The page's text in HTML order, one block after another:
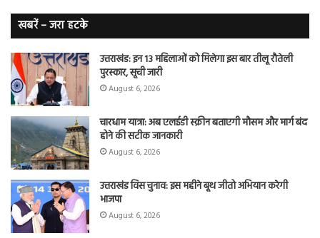
कैंसर का
शिकार
खबरें – जरा हटके
उत्तराखंड: इन 13 महिलाओं को मिलेगा इस बार तीलू रौतेली
पुरस्कार, सूची जारी
August 6, 2026
चारधाम यात्रा: अब एलईडी स्क्रीन बताएगी मौसम और मार्ग बंद
होने की सटीक जानकारी
August 6, 2026
उत्तराखंड विस चुनाव: इस महीने बूथ जीतो अभियान करेगी
भाजपा
August 6, 2026